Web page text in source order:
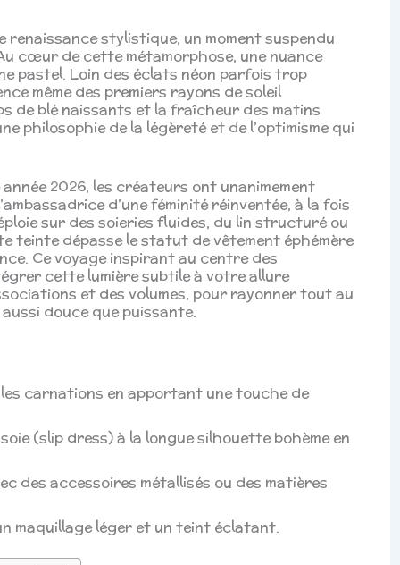
renaissance stylistique, un moment suspendu
cœur de cette métamorphose, une nuance
pastel. Loin des éclats néon parfois trop
même des premiers rayons de soleil
de blé naissants et la fraîcheur des matins
philosophie de la légèreté et de l’optimisme qui
2026, les créateurs ont unanimement
d’une féminité réinventée, à la fois
sur des soieries fluides, du lin structuré ou
teinte dépasse le statut de vêtement éphémère
Ce voyage inspirant au centre des
cette lumière subtile à votre allure
et des volumes, pour rayonner tout au
douce que puissante.
carnations en apportant une touche de
(slip dress) à la longue silhouette bohème en
des accessoires métallisés ou des matières
maquillage léger et un teint éclatant.